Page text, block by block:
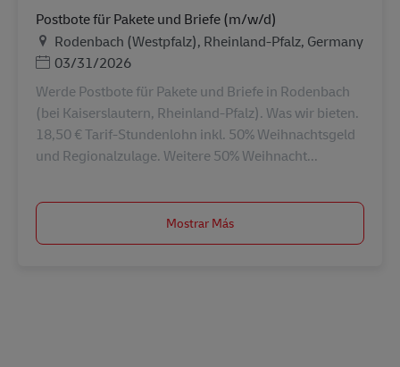
Postbote für Pakete und Briefe (m/w/d)
Ubicación
Rodenbach (Westpfalz), Rheinland-Pfalz, Germany
Posted Date
03/31/2026
Werde Postbote für Pakete und Briefe in Rodenbach
(bei Kaiserslautern, Rheinland-Pfalz). Was wir bieten.
18,50 € Tarif-Stundenlohn inkl. 50% Weihnachtsgeld
und Regionalzulage. Weitere 50% Weihnacht...
Mostrar Más